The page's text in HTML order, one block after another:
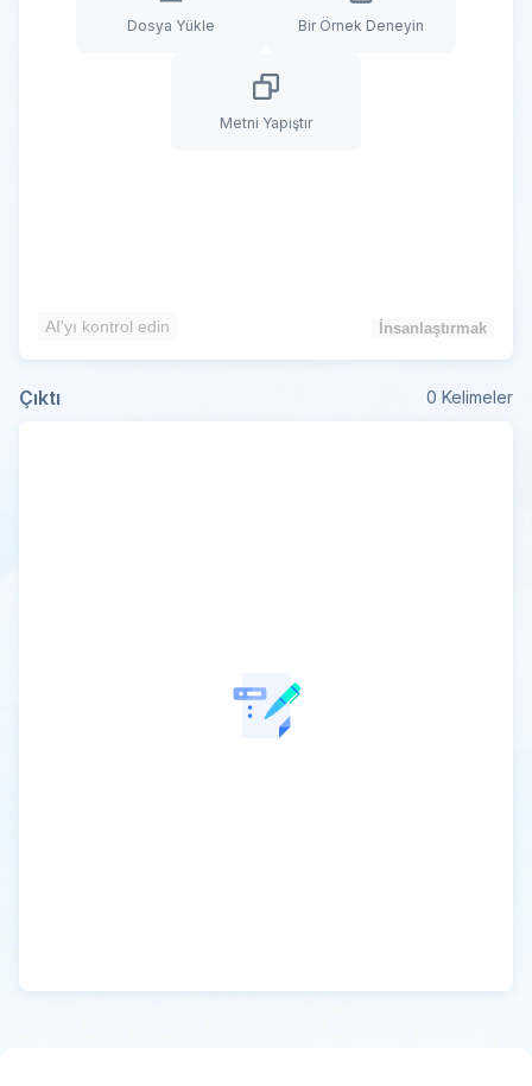
Dosya Yükle Bir Örnek Deneyin
Metni Yapıştır
AI'yı kontrol edin İnsanlaştırmak
Çıktı 0 Kelimeler